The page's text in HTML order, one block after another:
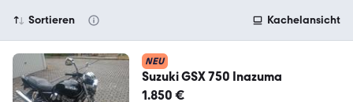
Sortieren Kachelansicht
NEU
Suzuki GSX 750 Inazuma
1.850 €